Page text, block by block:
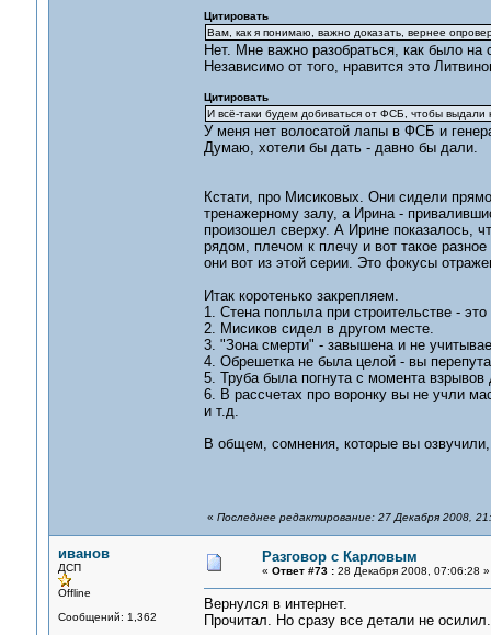
Цитировать
Вам, как я понимаю, важно доказать, вернее
Нет. Мне важно разобраться, как было
Независимо от того, нравится это
Цитировать
И всё-таки будем добиваться от ФСБ, чтобы
У меня нет волосатой лапы в ФСБ и
Думаю, хотели бы дать - давно бы дали.
Кстати, про Мисиковых. Они сидели
тренажерному залу, а Ирина -
произошел сверху. А Ирине показалось,
рядом, плечом к плечу и вот такое
они вот из этой серии. Это фокусы
Итак коротенько закрепляем.
1. Стена поплыла при строительстве -
2. Мисиков сидел в другом месте.
3. "Зона смерти" - завышена и не
4. Обрешетка не была целой - вы
5. Труба была погнута с момента
6. В рассчетах про воронку вы не учли
и т.д.
В общем, сомнения, которые вы
« Последнее редактирование: 27 Декабря 2008,
иванов
ДСП
Offline
Сообщений: 1,362
Разговор с Карловым
« Ответ #73 :28 Декабря 2008, 07:06:28 »
Вернулся в интернет.
Прочитал. Но сразу все детали не осилил.